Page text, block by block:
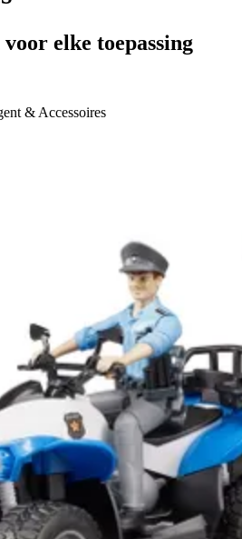
elke toepassing
& Accessoires